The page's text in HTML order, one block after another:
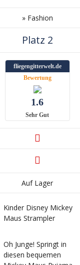
» Fashion
Platz 2
fliegengitterwelt.de
Bewertung
1.6
Sehr Gut
Auf Lager
Kinder Disney Mickey
Maus Strampler
Oh Junge! Springt in
diesen bequemen